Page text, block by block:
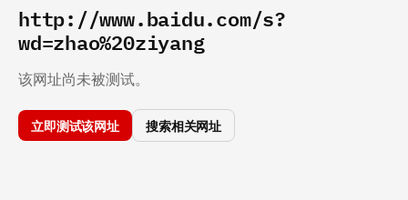
http://www.baidu.com/s?
wd=zhao%20ziyang
该网址尚未被测试。
立即测试该网址 搜索相关网址